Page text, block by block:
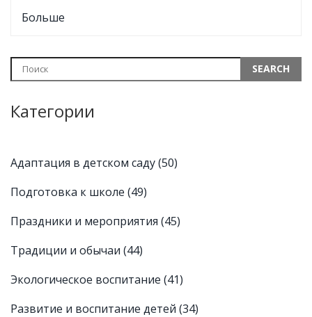
успокоить его после активного дня и как научить его
облегчить этот переход и поддержать эмоциональное
здоровье малыша.
Больше
Категории
Адаптация в детском саду(50)
Подготовка к школе (49)
Праздники и мероприятия (45)
Традиции и обычаи (44)
Экологическое воспитание (41)
Развитие и воспитание детей (34)